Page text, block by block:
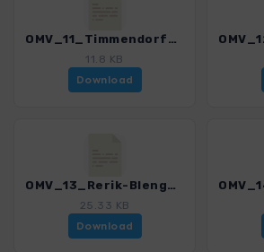
OMV_11_Timmendorf_Strand_auf_Poel.gpx
11.8 KB
Download
OMV_13_Rerik-Blengow.gpx
25.33 KB
Download